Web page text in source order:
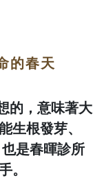
的春天
的，意味著大
生根發芽、
是春暉診所
。